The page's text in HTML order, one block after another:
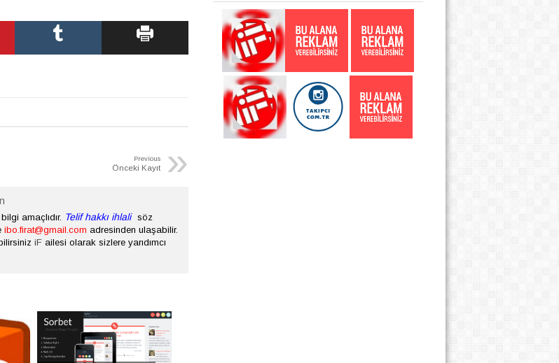
»
Previous
Önceki Kayıt
amaçlıdır. Telif hakkı ihlali
söz
ibo.firat@gmail.com adresinden ulaşabilir.
iF ailesi olarak sizlere yarıdımcı